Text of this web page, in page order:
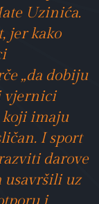
Uzinića.
jer kako
„da dobiju
vjernici
koji imaju
I sport
darove
usavršili uz